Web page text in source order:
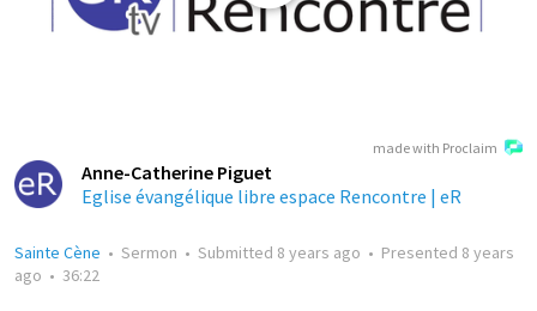
made with Proclaim
Anne-Catherine Piguet
Eglise évangélique libre espace Rencontre | eR
Sainte Cène • Sermon • Submitted 8 years ago • Presented 8 years
ago • 36:22